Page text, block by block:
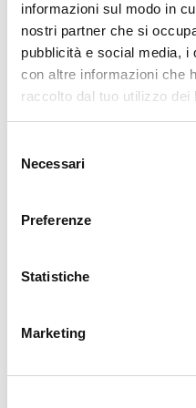
informazioni sul modo in
nostri partner che si
pubblicità e social media, i
con altre informazioni che
raccolto dal tuo utilizzo dei
delNecessari
Preferenze
Statistiche
Marketing
Lo squat è un esercizio
Non a caso è definito anche
una grossa spinta anabolica a